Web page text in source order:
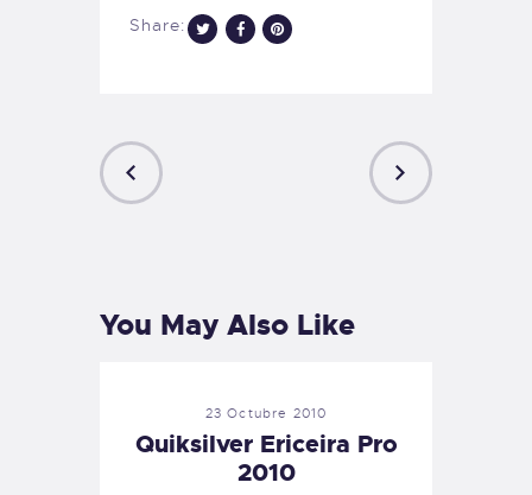
Share:
You May Also Like
23 Octubre 2010
Quiksilver Ericeira Pro
2010